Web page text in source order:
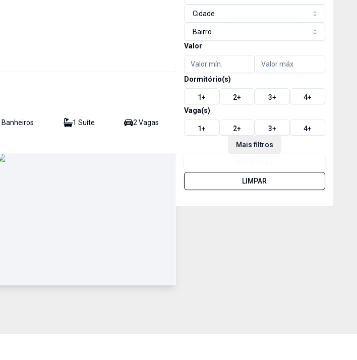
Banheiros 1 Suíte 2 Vagas
Cidade
Bairro
Valor
Dormitório(s)
1+ 2+ 3+ 4+
Vaga(s)
1+ 2+ 3+ 4+
Mais filtros
LIMPAR